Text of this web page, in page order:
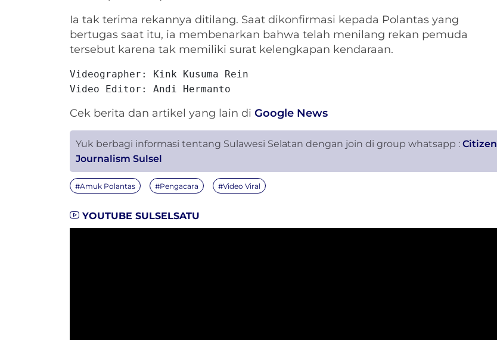
Ia tak terima rekannya ditilang. Saat dikonfirmasi kepada Polantas yang
bertugas saat itu, ia membenarkan bahwa telah menilang rekan pemuda
tersebut karena tak memiliki surat kelengkapan kendaraan.
Videographer: Kink Kusuma Rein
Video Editor: Andi Hermanto
Cek berita dan artikel yang lain di Google News
Yuk berbagi informasi tentang Sulawesi Selatan dengan join di group whatsapp : Citizen
Journalism Sulsel
#Amuk Polantas #Pengacara #Video Viral
YOUTUBE SULSELSATU